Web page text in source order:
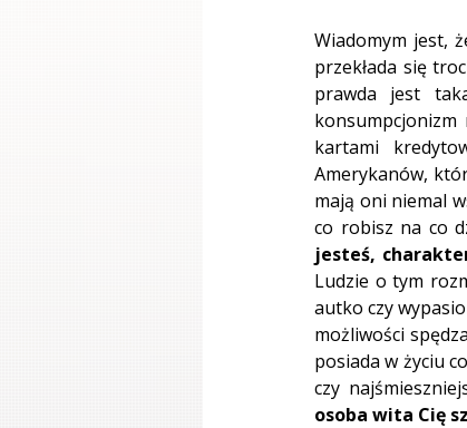
Wiadomym jest,
przekłada się
prawda jest
kartami
Amerykanów,
mają oni niemal
co robisz na co
jesteś,
Ludzie o tym
autko czy
możliwości
posiada w życiu
czy
osoba wita Cię